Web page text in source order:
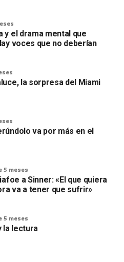
y el drama mental que
voces que no deberían
la sorpresa del Miami
va por más en el
5 meses
a Sinner: «El que quiera
va a tener que sufrir»
5 meses
la lectura